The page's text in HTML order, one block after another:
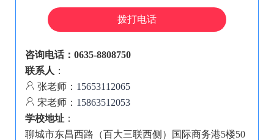
拨打电话
咨询电话：0635-8808750
联系人 ：
张老师： 15653112065
宋老师： 15863512053
学校地址 ：
聊城市东昌西路（百大三联西侧）国际商务港5楼50